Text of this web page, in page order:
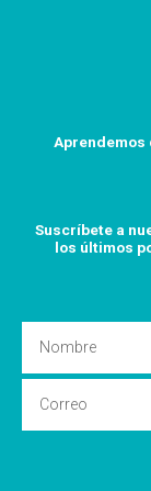
Aprendemos
Suscríbete a
los últimos